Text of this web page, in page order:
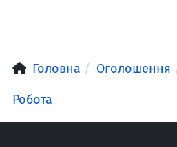
Головна Оголошення
Робота